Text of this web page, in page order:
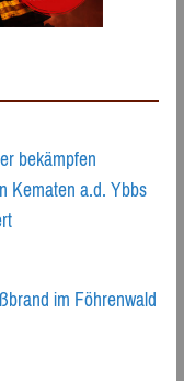
bekämpfen
Kematen a.d. Ybbs
im Föhrenwald